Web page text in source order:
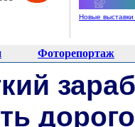
Новые выставки
Фоторепортаж